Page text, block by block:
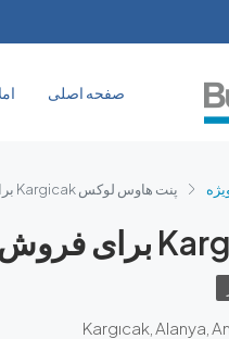
صفحه اصلی
پنت هاوس لوکس Kargicak برای فروش: زندگی ساحلی مدرن
Kargıcak, Alanya,